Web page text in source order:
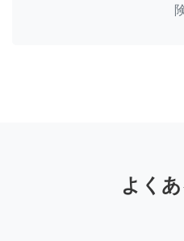
よく